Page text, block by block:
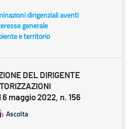
dirigenziali aventi
generale
e territorio
DEL DIRIGENTE
6 maggio 2022, n. 156
Ascolta